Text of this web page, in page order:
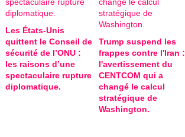
Les États-Unis
quittent le Conseil de
sécurité de l’ONU :
les raisons d’une
spectaculaire rupture
diplomatique.
Trump suspend les
frappes contre l'Iran :
l'avertissement du
CENTCOM qui a
changé le calcul
stratégique de
Washington.